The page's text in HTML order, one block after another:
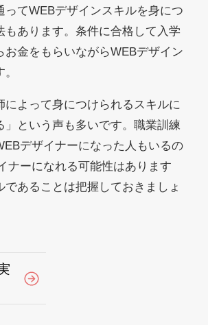
ってWEBデザインスキルを身につ
もあります。条件に合格して入学
お金をもらいながらWEBデザイン
によって身につけられるスキルに
」という声も多いです。職業訓練
デザイナーになった人もいるの
ナーになれる可能性はあります
であることは把握しておきましょ